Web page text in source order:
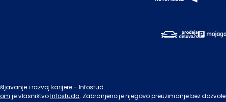
i razvoj karijere - Infostud.
je vlasništvoInfostuda. Zabranjeno je njegovo preuzimanje bez dozvole